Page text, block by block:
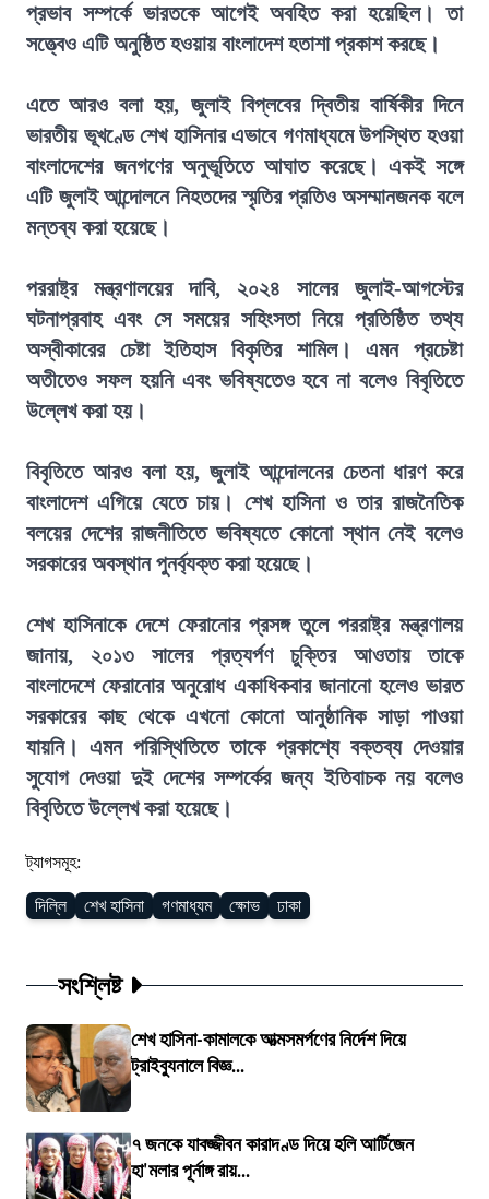
প্রভাব সম্পর্কে ভারতকে আগেই অবহিত করা হয়েছিল। তা
সত্ত্বেও এটি অনুষ্ঠিত হওয়ায় বাংলাদেশ হতাশা প্রকাশ করছে।
এতে আরও বলা হয়, জুলাই বিপ্লবের দ্বিতীয় বার্ষিকীর দিনে
ভারতীয় ভূখণ্ডে শেখ হাসিনার এভাবে গণমাধ্যমে উপস্থিত হওয়া
বাংলাদেশের জনগণের অনুভূতিতে আঘাত করেছে। একই সঙ্গে
এটি জুলাই আন্দোলনে নিহতদের স্মৃতির প্রতিও অসম্মানজনক বলে
মন্তব্য করা হয়েছে।
পররাষ্ট্র মন্ত্রণালয়ের দাবি, ২০২৪ সালের জুলাই-আগস্টের
ঘটনাপ্রবাহ এবং সে সময়ের সহিংসতা নিয়ে প্রতিষ্ঠিত তথ্য
অস্বীকারের চেষ্টা ইতিহাস বিকৃতির শামিল। এমন প্রচেষ্টা
অতীতেও সফল হয়নি এবং ভবিষ্যতেও হবে না বলেও বিবৃতিতে
উল্লেখ করা হয়।
বিবৃতিতে আরও বলা হয়, জুলাই আন্দোলনের চেতনা ধারণ করে
বাংলাদেশ এগিয়ে যেতে চায়। শেখ হাসিনা ও তার রাজনৈতিক
বলয়ের দেশের রাজনীতিতে ভবিষ্যতে কোনো স্থান নেই বলেও
সরকারের অবস্থান পুনর্ব্যক্ত করা হয়েছে।
শেখ হাসিনাকে দেশে ফেরানোর প্রসঙ্গ তুলে পররাষ্ট্র মন্ত্রণালয়
জানায়, ২০১৩ সালের প্রত্যর্পণ চুক্তির আওতায় তাকে
বাংলাদেশে ফেরানোর অনুরোধ একাধিকবার জানানো হলেও ভারত
সরকারের কাছ থেকে এখনো কোনো আনুষ্ঠানিক সাড়া পাওয়া
যায়নি। এমন পরিস্থিতিতে তাকে প্রকাশ্যে বক্তব্য দেওয়ার
সুযোগ দেওয়া দুই দেশের সম্পর্কের জন্য ইতিবাচক নয় বলেও
বিবৃতিতে উল্লেখ করা হয়েছে।
ট্যাগসমূহ:
দিল্লি শেখ হাসিনা গণমাধ্যম ক্ষোভ ঢাকা
সংশ্লিষ্ট
শেখ হাসিনা-কামালকে আত্মসমর্পণের নির্দেশ দিয়ে
ট্রাইব্যুনালে বিজ্ঞ...
৭ জনকে যাবজ্জীবন কারাদণ্ড দিয়ে হলি আর্টিজেন
হা'মলার পূর্নাঙ্গ রায়...